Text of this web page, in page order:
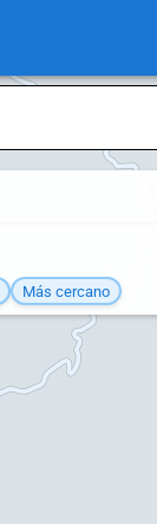
Más cercano